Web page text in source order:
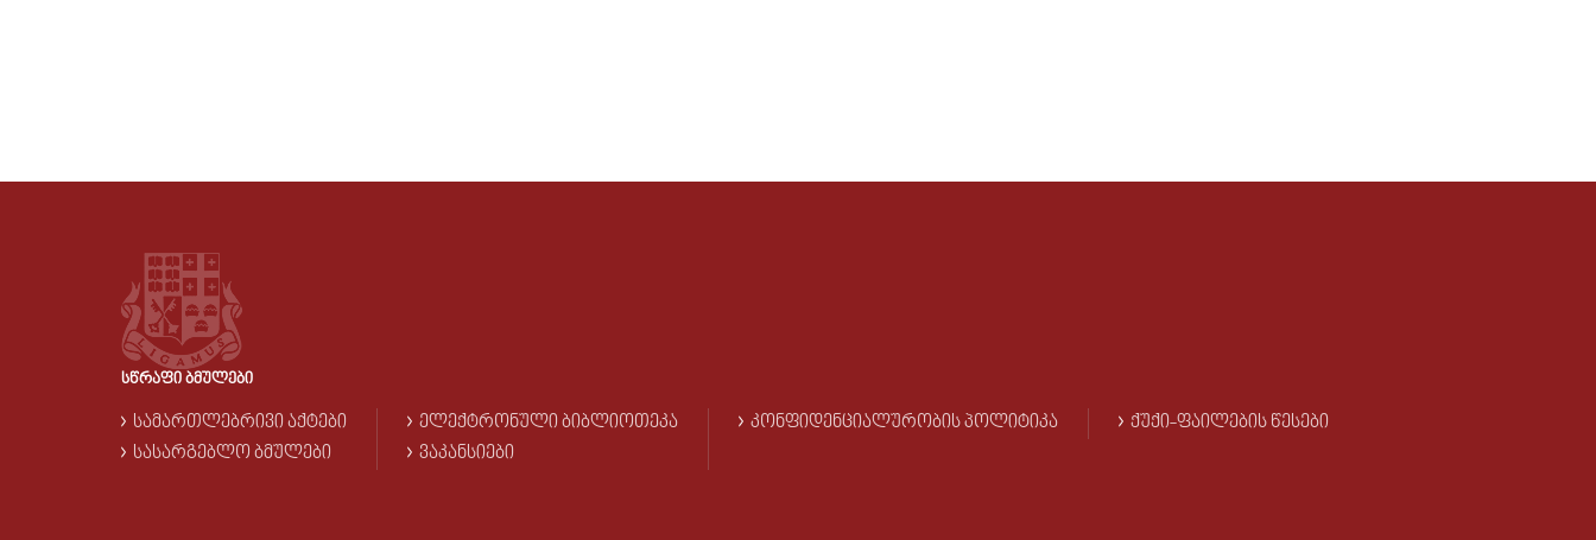
ᲡᲬᲠᲐᲤᲘ ᲑᲛᲣᲚᲔᲑᲘ
ᲡᲐᲛᲐᲠᲗᲚᲔᲑᲠᲘᲕᲘ ᲐᲥᲢᲔᲑᲘ
ᲡᲐᲡᲐᲠᲒᲔᲑᲚᲝ ᲑᲛᲣᲚᲔᲑᲘ
ᲔᲚᲔᲥᲢᲠᲝᲜᲣᲚᲘ ᲑᲘᲑᲚᲘᲝᲗᲔᲙᲐ
ᲕᲐᲙᲐᲜᲡᲘᲔᲑᲘ
ᲙᲝᲜᲤᲘᲓᲔᲜᲪᲘᲐᲚᲣᲠᲝᲑᲘᲡ ᲞᲝᲚᲘᲢᲘᲙᲐ ᲥᲣᲥᲘ-ᲤᲐᲘᲚᲔᲑᲘᲡ ᲬᲔᲡᲔᲑᲘ